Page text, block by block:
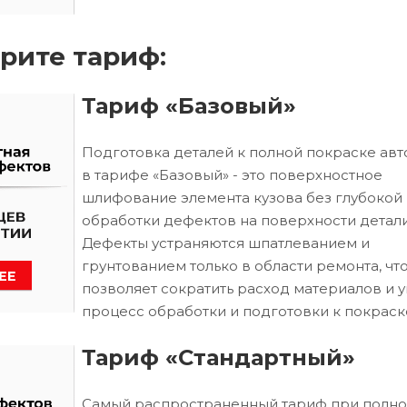
тариф:
Тариф «Базовый»
Подготовка деталей к полной покраске
в тарифе «Базовый» - это поверхностное
шлифование элемента кузова без глубокой
обработки дефектов на поверхности
Дефекты устраняются шпатлеванием и
грунтованием только в области ремонта, что
позволяет сократить расход материалов и
процесс обработки и подготовки к
Тариф «Стандартный»